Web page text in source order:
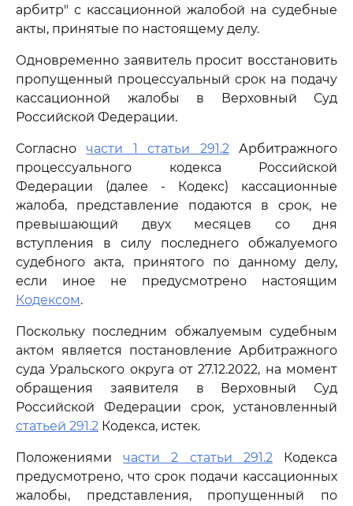
арбитр" с кассационной жалобой на судебные
акты, принятые по настоящему делу.
Одновременно заявитель просит восстановить
пропущенный процессуальный срок на подачу
кассационной жалобы в Верховный Суд
Российской Федерации.
Согласночасти 1 статьи 291.2Арбитражного
процессуального кодекса Российской
Федерации (далее - Кодекс) кассационные
жалоба, представление подаются в срок, не
превышающий двух месяцев со дня
вступления в силу последнего обжалуемого
судебного акта, принятого по данному делу,
если иное не предусмотрено настоящим
Кодексом.
Поскольку последним обжалуемым судебным
актом является постановление Арбитражного
суда Уральского округа от 27.12.2022, на момент
обращения заявителя в Верховный Суд
Российской Федерации срок, установленный
статьей 291.2 Кодекса, истек.
Положениямичасти 2 статьи 291.2Кодекса
предусмотрено, что срок подачи кассационных
жалобы, представления, пропущенный по